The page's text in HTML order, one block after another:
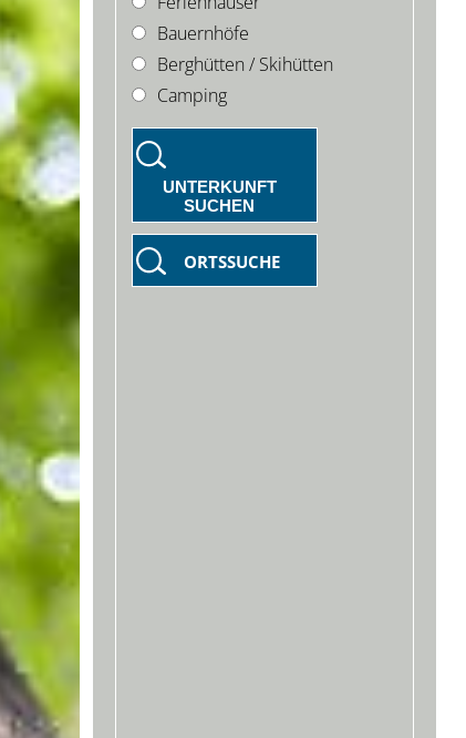
Bauernhöfe
Berghütten / Skihütten
Camping
UNTERKUNFT
SUCHEN
ORTSSUCHE